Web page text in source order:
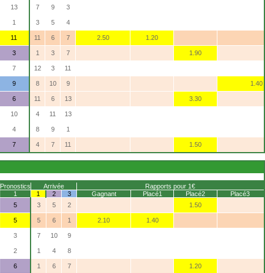
13 7 9 3
1 3 5 4
11 11 6 7 2.50 1.20
3 1 3 7 1.90
7 12 3 11
9 8 10 9 1.40
6 11 6 13 3.30
10 4 11 13
4 8 9 1
7 4 7 11
1.50
Pronostics Arrivée
Rapports pour 1€
1 1 2 3 Gagnant Placé1 Placé2
Placé3
5 3 5 2 1.50
5 5 6 1 2.10 1.40
3 7 10 9
2 1 4 8
6 1 6 7 1.20